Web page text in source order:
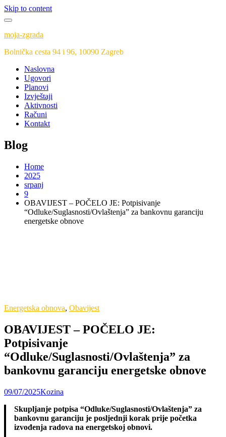
Skip to content
moja-zgrada
Bolnička cesta 94 i 96, 10090 Zagreb
Naslovna
Ugovori
Planovi
Izvještaji
Aktivnosti
Računi
Kontakt
Blog
Home
2025
srpanj
9
OBAVIJEST – POČELO JE: Potpisivanje
“Odluke/Suglasnosti/Ovlaštenja” za bankovnu garanciju
energetske obnove
Energetska obnova, Obavijest
OBAVIJEST – POČELO JE:
Potpisivanje
“Odluke/Suglasnosti/Ovlaštenja” za
bankovnu garanciju energetske obnove
09/07/2025Kozina
Skupljanje potpisa “Odluke/Suglasnosti/Ovlaštenja” za
bankovnu garanciju je posljednji korak prije početka
izvođenja radova na energetskoj obnovi.